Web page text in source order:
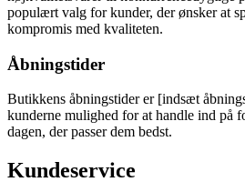
populært valg for kunder, der ønsker at
kompromis med kvaliteten.
Åbningstider
Butikkens åbningstider er [indsæt
kunderne mulighed for at handle ind på
dagen, der passer dem bedst.
Kundeservice